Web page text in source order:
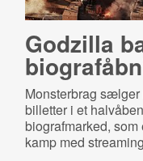
Godzilla
Monsterbrag
billetter i et
biografmarked,
kamp med